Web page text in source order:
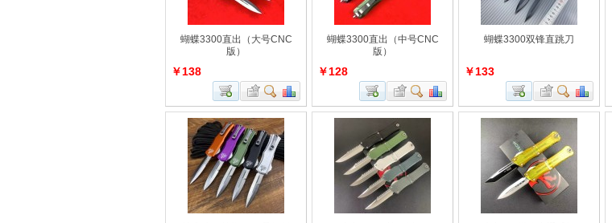
蝴蝶3300直出（大号CNC
版）
￥138
蝴蝶3300直出（中号CNC
版）
￥128
蝴蝶3300双锋直跳刀
￥133